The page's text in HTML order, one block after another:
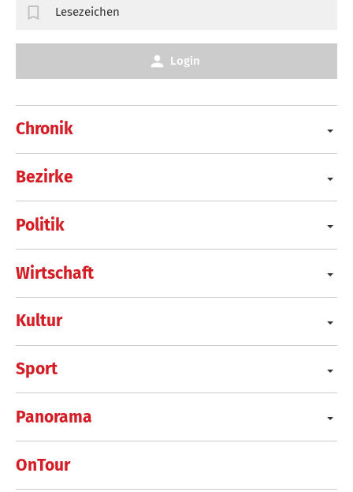
Chronik
Bezirke
Politik
Wirtschaft
Kultur
Sport
Panorama
OnTour
Lesezeichen
Login